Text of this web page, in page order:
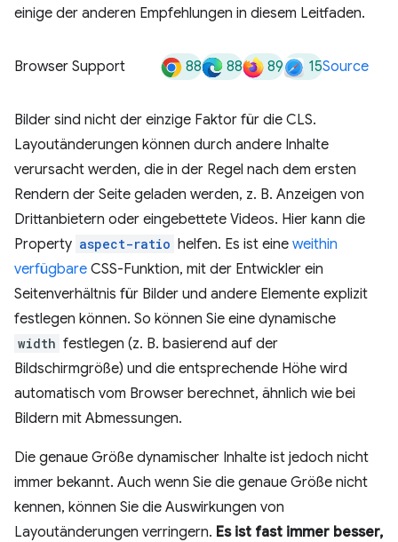
einige der anderen Empfehlungen in diesem Leitfaden.
Browser Support 88 88 89 15Source
Bilder sind nicht der einzige Faktor für die CLS.
Layoutänderungen können durch andere Inhalte
verursacht werden, die in der Regel nach dem ersten
Rendern der Seite geladen werden, z. B. Anzeigen von
Drittanbietern oder eingebettete Videos. Hier kann die
Property aspect-ratio helfen. Es ist eine weithin
verfügbare CSS-Funktion, mit der Entwickler ein
Seitenverhältnis für Bilder und andere Elemente explizit
festlegen können. So können Sie eine dynamische
width festlegen (z. B. basierend auf der
Bildschirmgröße) und die entsprechende Höhe wird
automatisch vom Browser berechnet, ähnlich wie bei
Bildern mit Abmessungen.
Die genaue Größe dynamischer Inhalte ist jedoch nicht
immer bekannt. Auch wenn Sie die genaue Größe nicht
kennen, können Sie die Auswirkungen von
Layoutänderungen verringern. Es ist fast immer besser,